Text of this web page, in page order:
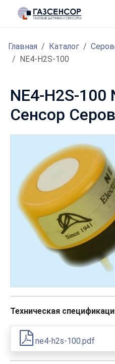
Главная Каталог
NE4-H2S-100
NE4-H2S-100
Сенсор
Техническая
ne4-h2s-100.pdf